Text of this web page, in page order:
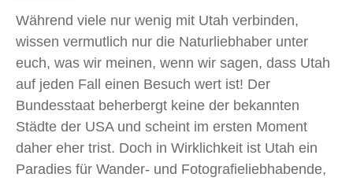
Während viele nur wenig mit Utah verbinden,
wissen vermutlich nur die Naturliebhaber unter
euch, was wir meinen, wenn wir sagen, dass Utah
auf jeden Fall einen Besuch wert ist! Der
Bundesstaat beherbergt keine der bekannten
Städte der USA und scheint im ersten Moment
daher eher trist. Doch in Wirklichkeit ist Utah ein
Paradies für Wander- und Fotografieliebhabende,